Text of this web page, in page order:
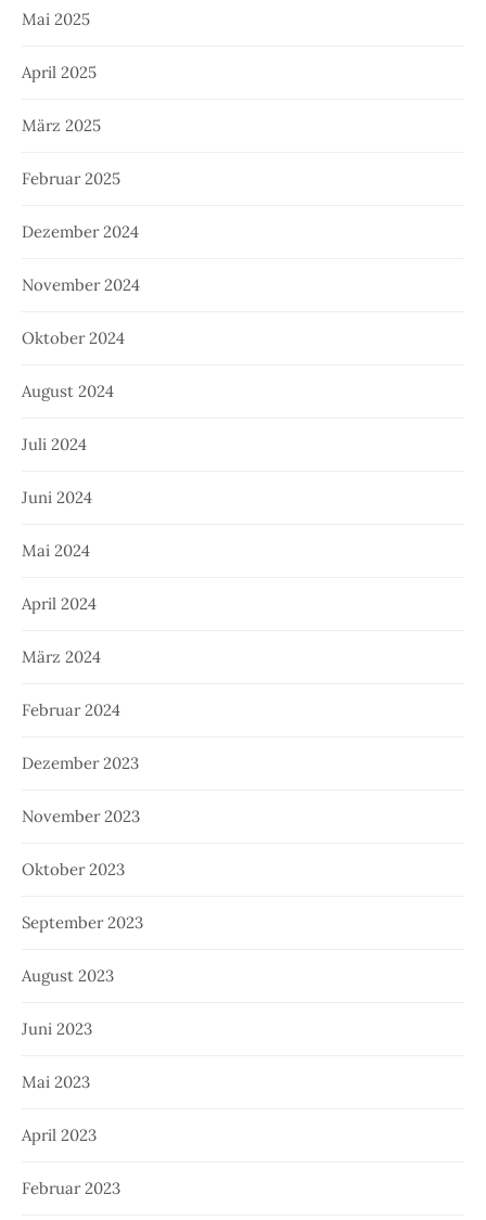
Mai 2025
April 2025
März 2025
Februar 2025
Dezember 2024
November 2024
Oktober 2024
August 2024
Juli 2024
Juni 2024
Mai 2024
April 2024
März 2024
Februar 2024
Dezember 2023
November 2023
Oktober 2023
September 2023
August 2023
Juni 2023
Mai 2023
April 2023
Februar 2023